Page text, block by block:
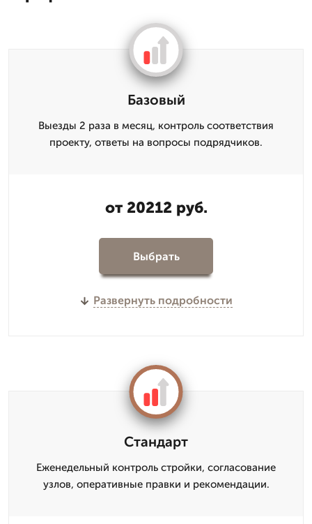
Базовый
Выезды 2 раза в месяц, контроль соответствия
проекту, ответы на вопросы подрядчиков.
от 20212 руб.
Выбрать
Развернуть подробности
Стандарт
Еженедельный контроль стройки, согласование
узлов, оперативные правки и рекомендации.